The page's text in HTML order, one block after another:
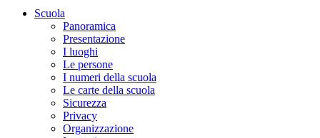
Scuola
Panoramica
Presentazione
I luoghi
Le persone
I numeri della scuola
Le carte della scuola
Sicurezza
Privacy
Organizzazione